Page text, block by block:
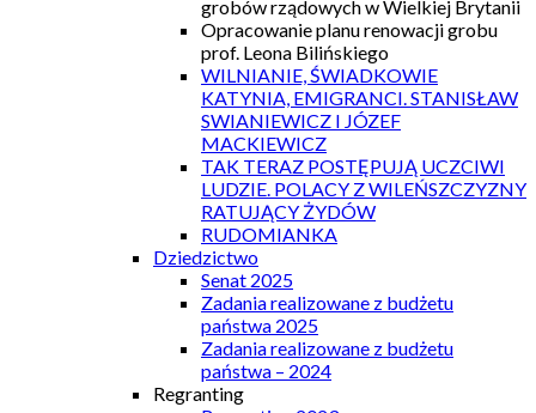
grobów rządowych w Wielkiej Brytanii
Opracowanie planu renowacji grobu
prof. Leona Bilińskiego
WILNIANIE, ŚWIADKOWIE
KATYNIA, EMIGRANCI. STANISŁAW
SWIANIEWICZ I JÓZEF
MACKIEWICZ
TAK TERAZ POSTĘPUJĄ UCZCIWI
LUDZIE. POLACY Z WILEŃSZCZYZNY
RATUJĄCY ŻYDÓW
RUDOMIANKA
Dziedzictwo
Senat 2025
Zadania realizowane z budżetu
państwa 2025
Zadania realizowane z budżetu
państwa – 2024
Regranting